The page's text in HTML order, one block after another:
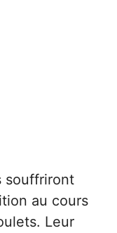
souffriront
au cours
Leur